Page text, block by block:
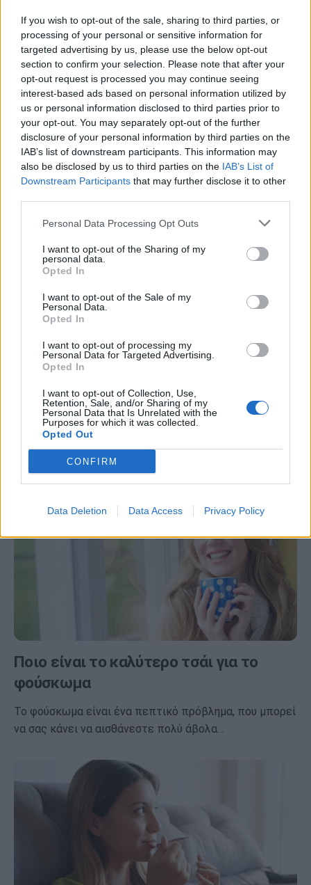
If you wish to opt-out of the sale, sharing to third parties, or
processing of your personal or sensitive information for
targeted advertising by us, please use the below opt-out
section to confirm your selection. Please note that after your
opt-out request is processed you may continue seeing
interest-based ads based on personal information utilized by
us or personal information disclosed to third parties prior to
your opt-out. You may separately opt-out of the further
disclosure of your personal information by third parties on the
IAB’s list of downstream participants. This information may
also be disclosed by us to third parties on the IAB’s List of
Downstream Participants that may further disclose it to other
Personal Data Processing Opt Outs
I want to opt-out of the Sharing of my
personal data.
Opted In
I want to opt-out of the Sale of my
Personal Data.
Opted In
I want to opt-out of processing my
Personal Data for Targeted Advertising.
Opted In
I want to opt-out of Collection, Use,
Retention, Sale, and/or Sharing of my
Personal Data that Is Unrelated with the
Purposes for which it was collected.
Opted Out
CONFIRM
Data Deletion Data Access Privacy Policy
ΠΡΑΣΙΝΟ ΤΣΑΙ ΜΕ ΛΕΜΟΝΙ ΟΦΕΛΗ
ΠΡΑΣΙΝΟ ΤΣΑΙ ΟΦΕΛΗ · ΠΡΑΣΙΝΟ ΤΣΑΙ ΜΕ ΛΕΜΟΝΙ
ΣΧΕΤΙΚΑ ΑΡΘΡΑ
Ποιο είναι το καλύτερο τσάι για το
φούσκωμα
Το φούσκωμα είναι ένα πεπτικό πρόβλημα, που μπορεί
να σας κάνει να αισθάνεστε πολύ άβολα…